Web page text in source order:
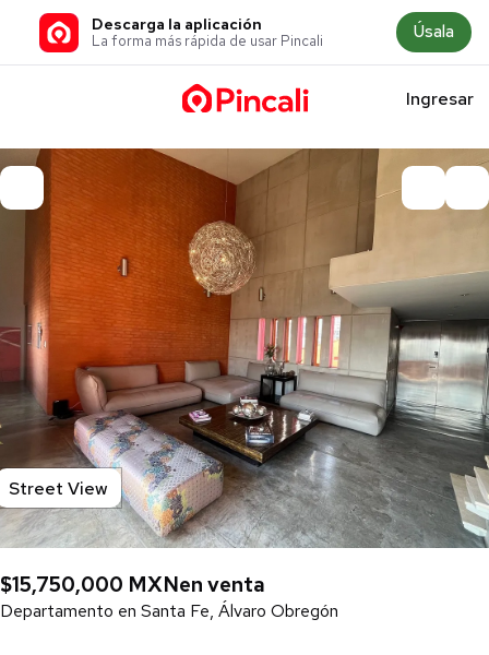
Descarga la aplicación
La forma más rápida de usar Pincali Úsala
Ingresar
Street View
$15,750,000 MXNen venta
Departamento en Santa Fe, Álvaro Obregón